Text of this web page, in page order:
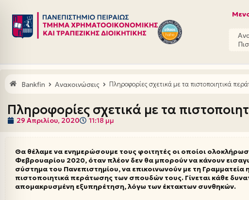
Μεταπηδήστε
στο
Bankfin Ανακοινώσεις Πληροφορίες σχετικά με τα πιστοποιητικά
Πληροφορίες σχετικά με τα
29 Απριλίου, 2020 11:18 μμ
Θα θέλαμε να ενημερώσουμε τους φοιτητές οι οποίοι
Φεβρουαρίου 2020, όταν πλέον δεν θα μπορούν να κάνουν
σύστημα του Πανεπιστημίου, να επικοινωνούν με τη Γραμματεία
πιστοποιητικά περάτωσης των σπουδών τους. Γίνεται κάθε
απομακρυσμένη εξυπηρέτηση, λόγω των έκτακτων συνθηκών.